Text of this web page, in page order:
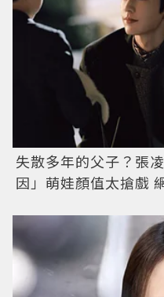
失散多年的父子？張
因」萌娃顏值太搶戲